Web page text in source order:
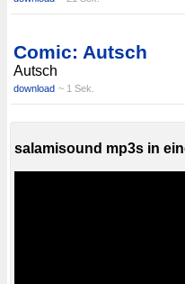
Comic: Autsch
Autsch
download ~ 1 Sek.
salamisound mp3s in